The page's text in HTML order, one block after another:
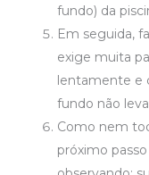
fundo) da
Em seguida,
exige muita
lentamente e
fundo não
Como nem
próximo